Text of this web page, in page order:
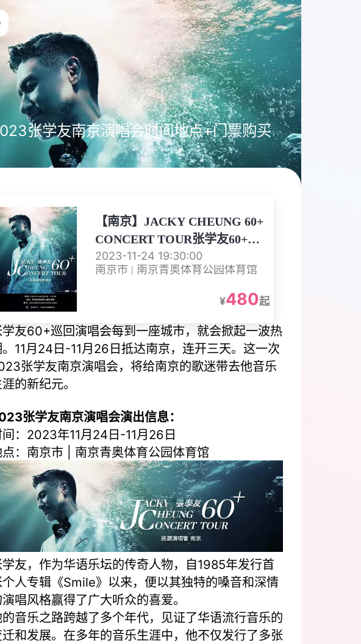
张学友南京演唱会时间地点+门票购买
【南京】JACKY CHEUNG 60+
CONCERT TOUR张学友60+巡
回演唱会 南京站
2023-11-24 19:30:00
南京市 | 南京青奥体育公园体育馆
¥480起
友60+巡回演唱会每到一座城市，就会掀起一波热
11月24日-11月26日抵达南京，连开三天。这一次
张学友南京演唱会，将给南京的歌迷带去他音乐
的新纪元。
张学友南京演唱会演出信息：
：2023年11月24日-11月26日
：南京市 | 南京青奥体育公园体育馆
友，作为华语乐坛的传奇人物，自1985年发行首
人专辑《Smile》以来，便以其独特的嗓音和深情
唱风格赢得了广大听众的喜爱。
音乐之路跨越了多个年代，见证了华语流行音乐的
和发展。在多年的音乐生涯中，他不仅发行了多张